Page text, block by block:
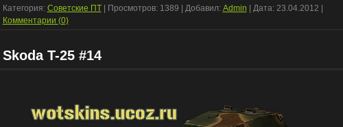
Категория: Советские ПТ| Просмотров: 1389 | Добавил: Admin | Дата: 23.04.2012
Комментарии (0)
Skoda T-25 #14